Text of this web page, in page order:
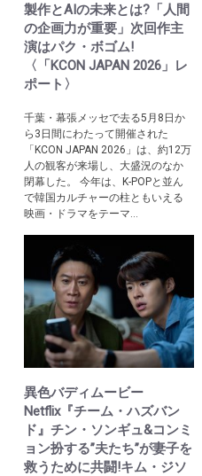
製作とAIの未来とは?「人間
の企画力が重要」次回作主
演はパク・ボゴム!
〈「KCON JAPAN 2026」レ
ポート〉
千葉・幕張メッセで去る5月8日か
ら3日間にわたって開催された
「KCON JAPAN 2026」は、約12万
人の観客が来場し、大盛況のなか
閉幕した。 今年は、K-POPと並ん
で韓国カルチャーの柱ともいえる
映画・ドラマをテーマ...
異色バディムービー
Netflix『チーム・ハズバン
ド』チン・ソンギュ&コンミ
ョン扮する”夫たち”が妻子を
救うために共闘!キム・ジソ